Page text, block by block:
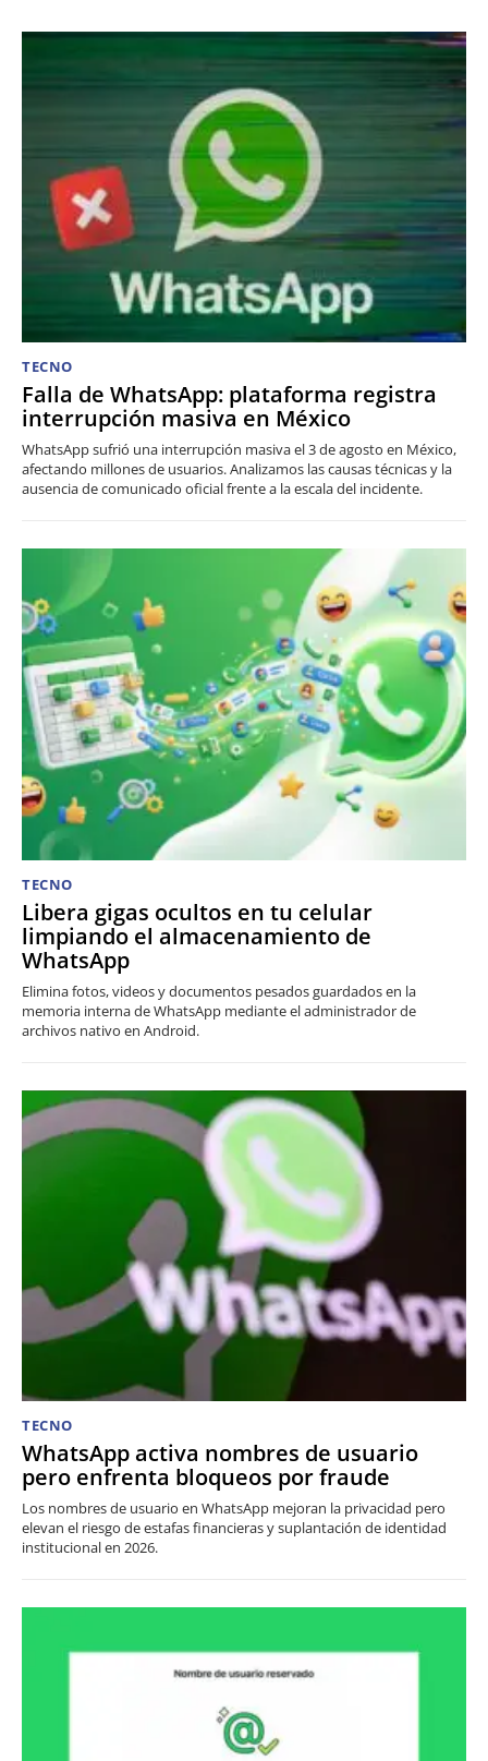
TECNO
Falla de WhatsApp: plataforma registra
interrupción masiva en México
WhatsApp sufrió una interrupción masiva el 3 de agosto en México,
afectando millones de usuarios. Analizamos las causas técnicas y la
ausencia de comunicado oficial frente a la escala del incidente.
TECNO
Libera gigas ocultos en tu celular
limpiando el almacenamiento de
WhatsApp
Elimina fotos, videos y documentos pesados guardados en la
memoria interna de WhatsApp mediante el administrador de
archivos nativo en Android.
TECNO
WhatsApp activa nombres de usuario
pero enfrenta bloqueos por fraude
Los nombres de usuario en WhatsApp mejoran la privacidad pero
elevan el riesgo de estafas financieras y suplantación de identidad
institucional en 2026.